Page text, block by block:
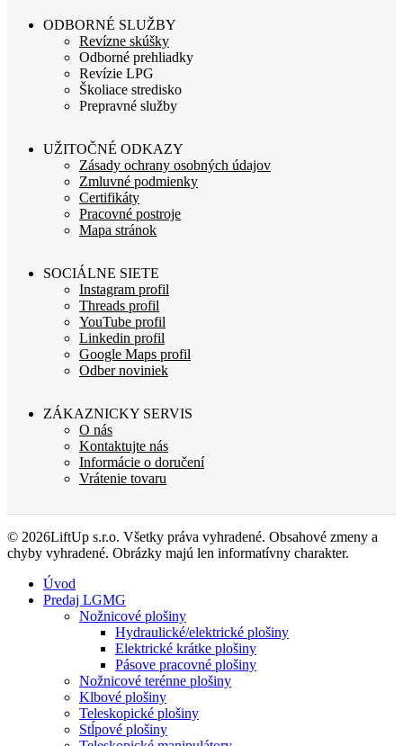
ODBORNÉ SLUŽBY
Revízne skúšky
Odborné prehliadky
Revízie LPG
Školiace stredisko
Prepravné služby
UŽITOČNÉ ODKAZY
Zásady ochrany osobných údajov
Zmluvné podmienky
Certifikáty
Pracovné postroje
Mapa stránok
SOCIÁLNE SIETE
Instagram profil
Threads profil
YouTube profil
Linkedin profil
Google Maps profil
Odber noviniek
ZÁKAZNICKY SERVIS
O nás
Kontaktujte nás
Informácie o doručení
Vrátenie tovaru
© 2026LiftUp s.r.o. Všetky práva vyhradené. Obsahové zmeny a
chyby vyhradené. Obrázky majú len informatívny charakter.
Úvod
Predaj LGMG
Nožnicové plošiny
Hydraulické/elektrické plošiny
Elektrické krátke plošiny
Pásove pracovné plošiny
Nožnicové terénne plošiny
Klbové plošiny
Teleskopické plošiny
Stĺpové plošiny